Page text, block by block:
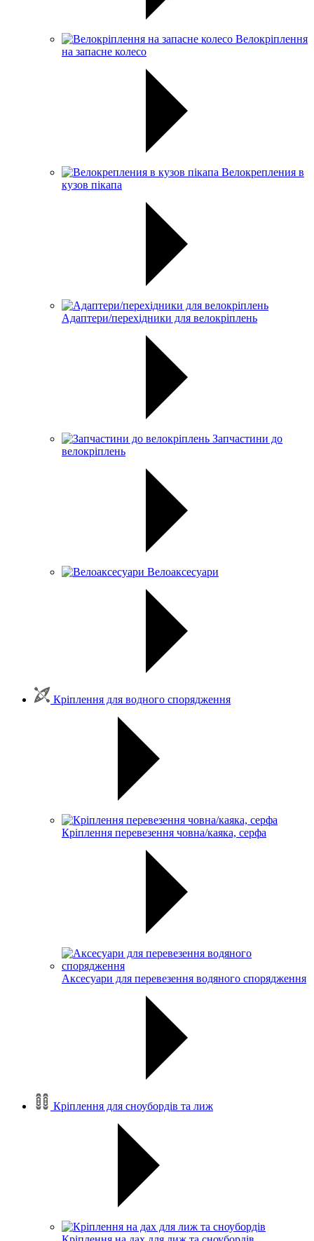
Велокріплення
на запасне колесо
Велокрепления в
кузов пікапа
Адаптери/перехідники для велокріплень
Запчастини до
велокріплень
Велоаксесуари
Кріплення для водного спорядження
Кріплення перевезення човна/каяка, серфа
Аксесуари для перевезення водяного спорядження
Кріплення для сноубордів та лиж